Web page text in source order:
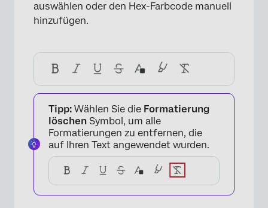
×
auswählen oder den Hex-Farbcode manuell
hinzufügen.
Tipp: Wählen Sie die Formatierung
löschen Symbol, um alle
Formatierungen zu entfernen, die
auf Ihren Text angewendet wurden.